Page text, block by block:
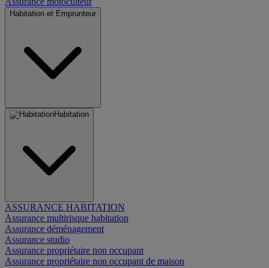
Habitation et Emprunteur
Habitation
ASSURANCE HABITATION
Assurance multirisque habitation
Assurance déménagement
Assurance studio
Assurance propriétaire non occupant
Assurance propriétaire non occupant de maison